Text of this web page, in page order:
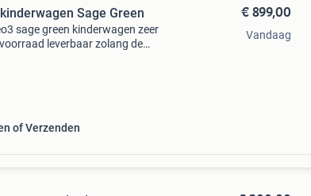
Sage Green
sage green kinderwagen zeer
leverbaar zolang de
of Verzenden
€ 899,00
Vandaag